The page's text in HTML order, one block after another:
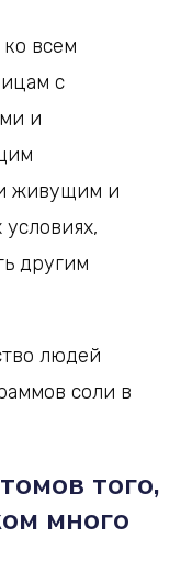
всем
с
и
живущим и
другим
людей
соли в
того,
много